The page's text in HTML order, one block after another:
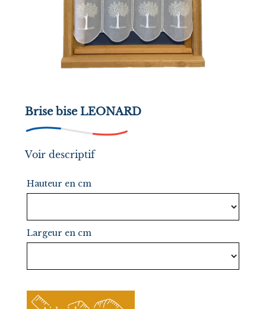
Brise bise LEONARD
Voir descriptif
Hauteur en cm
Largeur en cm